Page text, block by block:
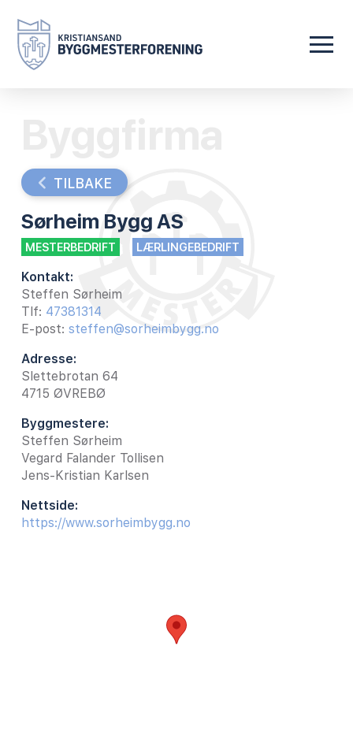
TILBAKE
Sørheim Bygg AS
MESTERBEDRIFT LÆRLINGEBEDRIFT
Kontakt:
Steffen Sørheim
Tlf: 47381314
E-post: steffen@sorheimbygg.no
Adresse:
Slettebrotan 64
4715 ØVREBØ
Byggmestere:
Steffen Sørheim
Vegard Falander Tollisen
Jens-Kristian Karlsen
Nettside:
https://www.sorheimbygg.no